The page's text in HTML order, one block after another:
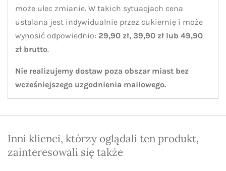
może ulec zmianie. W takich sytuacjach cena
ustalana jest indywidualnie przez cukiernię i może
wynosić odpowiednio: 29,90 zł, 39,90 zł lub 49,90
zł brutto.
Nie realizujemy dostaw poza obszar miast bez
wcześniejszego uzgodnienia mailowego.
Inni klienci, którzy oglądali ten produkt,
zainteresowali się także